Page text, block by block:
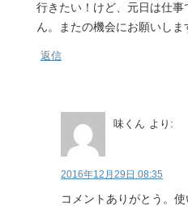
行きたい！けど、元日は仕
ん。またの機会にお願いしま
返信
味くん より:
2016年12月29日 08:35
コメントありがとう。